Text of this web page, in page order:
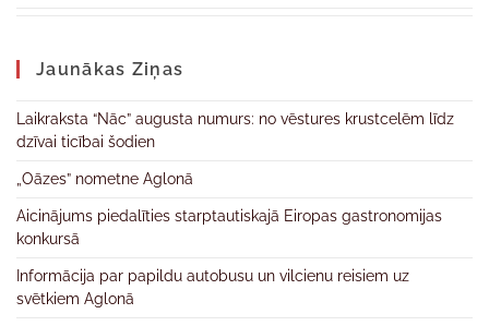
Jaunākas Ziņas
Laikraksta “Nāc” augusta numurs: no vēstures krustcelēm līdz
dzīvai ticībai šodien
„Oāzes” nometne Aglonā
Aicinājums piedalīties starptautiskajā Eiropas gastronomijas
konkursā
Informācija par papildu autobusu un vilcienu reisiem uz
svētkiem Aglonā